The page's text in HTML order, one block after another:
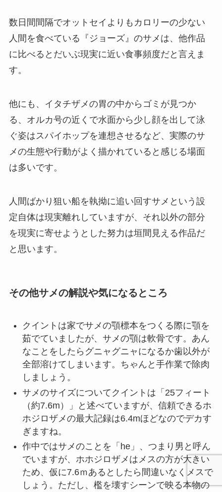
数日間間隔でオットセイよりもカロリーの少ない
人間を食べている『ジョーズ』のサメは、他作品
に比べるとだいぶ現実に近い食事頻度だと言えま
す。
他にも、イタチザメの胃の中からゴミが見つか
る、オルカ号の近くで水面から少し顔を出して泳
ぐ姿はスパイホップを連想させるなど、実際のサ
メの生態や行動がよく描かれていると感じる場面
は多いです。
人間ばかり狙い船を執拗に追い回すサメという設
定自体は現実離れしていますが、それ以外の部分
を現実に寄せようとした努力は垣間見える作品だ
と思います。
その他サメの解説や気になるところ
クイントは家でサメの顎標本をつくる際に顎を
茹でていましたが、サメの顎は軟骨です。あん
なことをしたらグニャグニャになるか歯以外が
全部溶けてしまいます。ちゃんと手作業で除肉
しましょう。
サメのサイズについてクイントは「25フィート
（約7.6m）」と述べていますが、信頼できるホ
ホジロザメの最大記録は6.4mほどなのでデカす
ぎますね。
作中ではサメのことを「he」、つまり男と呼ん
でいますが、ホホジロザメはメスの方が大きい
ため、仮に7.6ｍあるとしたら間違いなくメスで
しょう。ただし、檻を壊すシーンで映る本物の